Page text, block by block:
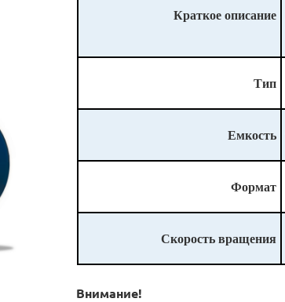
Краткое описание
Тип
Емкость
Формат
Скорость вращения
Внимание!